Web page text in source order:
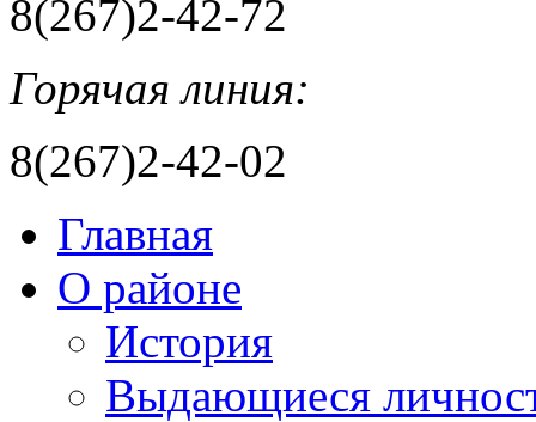
8(267)2-42-72
Горячая линия:
8(267)2-42-02
Главная
О районе
История
Выдающиеся